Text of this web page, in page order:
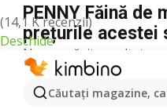
(14,1 K recenzii)
Deschide
Căutaţi magazine,
PENNY Făină
prețurile acestei
Nu am găsit rezultate
Alte produse în
PENNY Pizza PENNY